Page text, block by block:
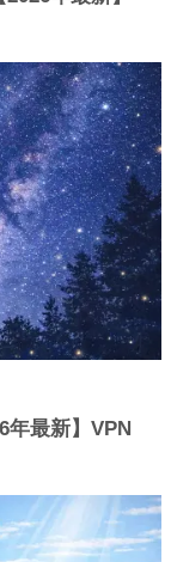
最新】VPN